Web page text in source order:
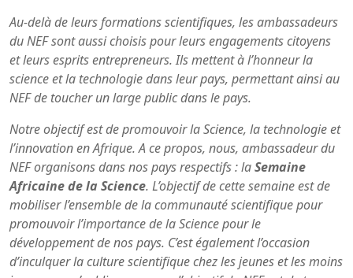
Au-delà de leurs formations scientifiques, les ambassadeurs
du NEF sont aussi choisis pour leurs engagements citoyens
et leurs esprits entrepreneurs. Ils mettent à l’honneur la
science et la technologie dans leur pays, permettant ainsi au
NEF de toucher un large public dans le pays.
Notre objectif est de promouvoir la Science, la technologie et
l’innovation en Afrique. A ce propos, nous, ambassadeur du
NEF organisons dans nos pays respectifs : laSemaine
Africaine de la Science. L’objectif de cette semaine est de
mobiliser l’ensemble de la communauté scientifique pour
promouvoir l’importance de la Science pour le
développement de nos pays. C’est également l’occasion
d’inculquer la culture scientifique chez les jeunes et les moins